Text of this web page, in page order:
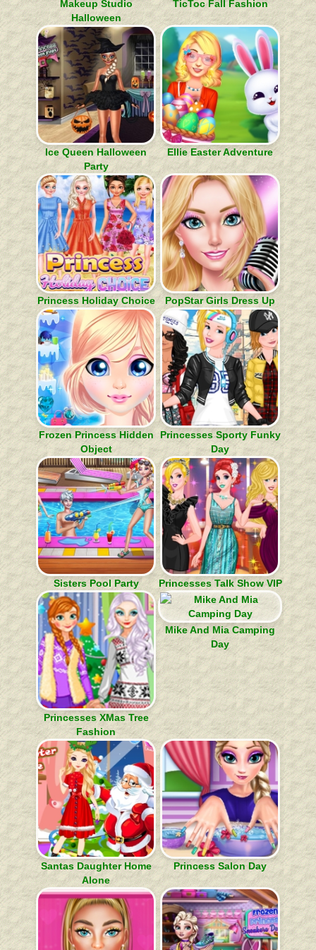
Makeup Studio
Halloween
TicToc Fall Fashion
Ice Queen Halloween
Party
Ellie Easter Adventure
Princess Holiday Choice PopStar Girls Dress Up
Frozen Princess Hidden
Object
Princesses Sporty Funky
Day
Sisters Pool Party Princesses Talk Show VIP
Princesses XMas Tree
Fashion
Mike And Mia Camping
Day
Santas Daughter Home
Alone
Princess Salon Day